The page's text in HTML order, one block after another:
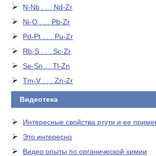
N-Nb . . . Nd-Zr
Ni-O . . . Pb-Zr
Pd-Pt . . . Pu-Zr
Rb-S . . . Sc-Zr
Se-Sn . . Tl-Zn
Tm-V . . . Zn-Zr
Видеотека
Интересные свойства ртути и ее
Это интересно
Видео опыты по органической химии